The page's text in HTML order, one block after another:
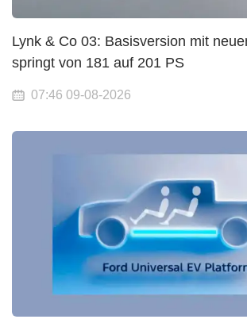
Lynk & Co 03: Basisversion mit
springt von 181 auf 201 PS
07:46 09-08-2026